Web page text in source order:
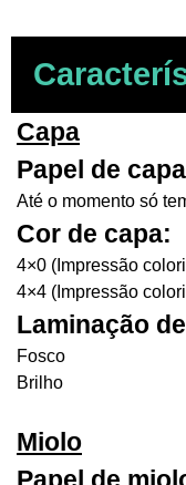
Capa
Papel de
Até o momento só
Cor de capa:
4×0 (Impressão
4×4 (Impressão
Laminação
Fosco
Brilho
Miolo